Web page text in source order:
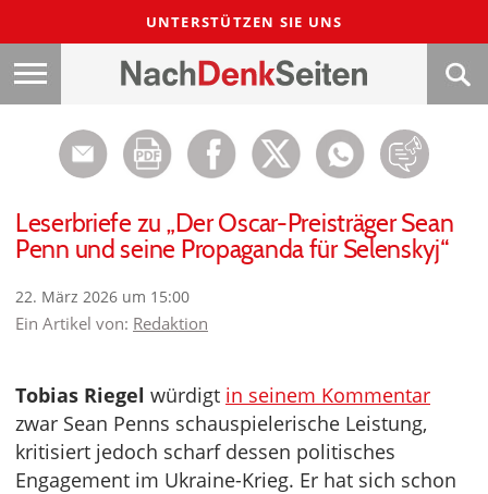
UNTERSTÜTZEN SIE UNS
Leserbriefe zu „Der Oscar-Preisträger Sean
Penn und seine Propaganda für Selenskyj“
22. März 2026 um 15:00
Ein Artikel von: Redaktion
Tobias Riegel würdigt in seinem Kommentar
zwar Sean Penns schauspielerische Leistung,
kritisiert jedoch scharf dessen politisches
Engagement im Ukraine-Krieg. Er hat sich schon